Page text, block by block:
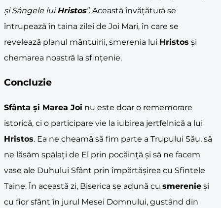
și Sângele luiHristos”. Această învățătură se
întrupează în taina zilei de Joi Mari, în care se
revelează planul mântuirii, smerenia lui Hristos și
chemarea noastră la sfințenie.
Concluzie
Sfânta și Marea Joi nu este doar o rememorare
istorică, ci o participare vie la iubirea jertfelnică a lui
Hristos. Ea ne cheamă să fim parte a Trupului Său, să
ne lăsăm spălați de El prin pocăință și să ne facem
vase ale Duhului Sfânt prin împărtășirea cu Sfintele
Taine. În această zi, Biserica se adună cu smerenie și
cu fior sfânt în jurul Mesei Domnului, gustând din